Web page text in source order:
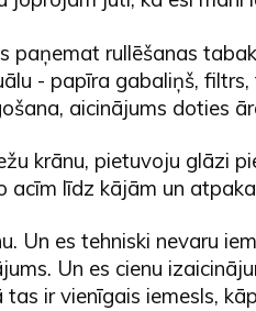
paņemat rullēšanas
- papīra gabaliņš,
aicinājums doties
krānu, pietuvoju glāzi
acīm līdz kājām un
Un es tehniski nevaru
Un es cienu
tas ir vienīgais iemesls,